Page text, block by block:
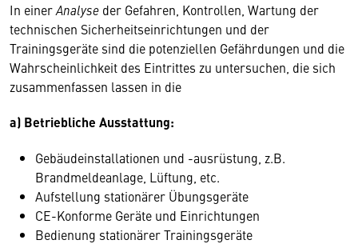
In einerAnalyse der Gefahren, Kontrollen, Wartung der
technischen Sicherheitseinrichtungen und der
Trainingsgeräte sind die potenziellen Gefährdungen und die
Wahrscheinlichkeit des Eintrittes zu untersuchen, die sich
zusammenfassen lassen in die
a) Betriebliche Ausstattung:
Gebäudeinstallationen und -ausrüstung, z.B.
Brandmeldeanlage, Lüftung, etc.
Aufstellung stationärer Übungsgeräte
CE-Konforme Geräte und Einrichtungen
Bedienung stationärer Trainingsgeräte